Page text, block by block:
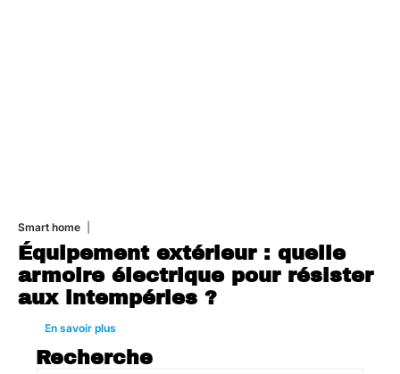
Smart home
Équipement extérieur : quelle
armoire électrique pour résister
aux intempéries ?
En savoir plus
Recherche